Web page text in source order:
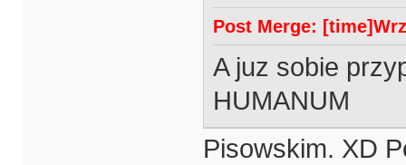
Post Merge:
A juz sobie
HUMANUM
Pisowskim. XD